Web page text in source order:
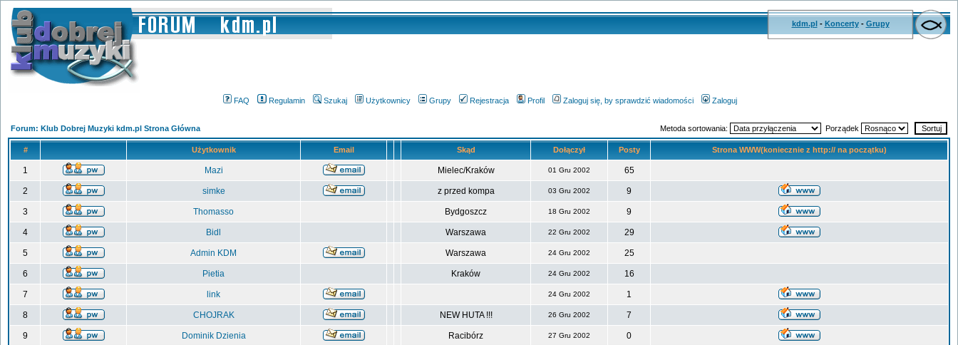
kdm.pl- Koncerty- Grupy
FAQ Regulamin Szukaj Użytkownicy Grupy Rejestracja Profil Zaloguj się, by sprawdzić wiadomości Zaloguj
Forum: Klub Dobrej Muzyki kdm.pl Strona Główna Metoda sortowania: Porządek
# Użytkownik Email Skąd Dołączył Posty Strona WWW(koniecznie z http:// na początku)
1 Mazi Mielec/Kraków 01 Gru 2002 65
2 simke z przed kompa 03 Gru 2002 9
3 Thomasso Bydgoszcz 18 Gru 2002 9
4 Bidl Warszawa 22 Gru 2002 29
5 Admin KDM Warszawa 24 Gru 2002 25
6 Pietia Kraków 24 Gru 2002 16
7 link 24 Gru 2002 1
8 CHOJRAK NEW HUTA !!! 26 Gru 2002 7
9 Dominik Dzienia Racibórz 27 Gru 2002 0